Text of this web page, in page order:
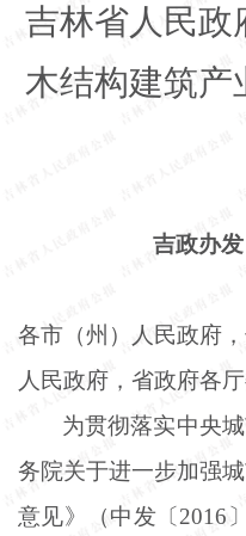
吉林省人民政
木结构建筑产
吉政办
各市（州）人民政府
人民政府，省政府各
为贯彻落实中央
务院关于进一步加强
意见》（中发〔2016